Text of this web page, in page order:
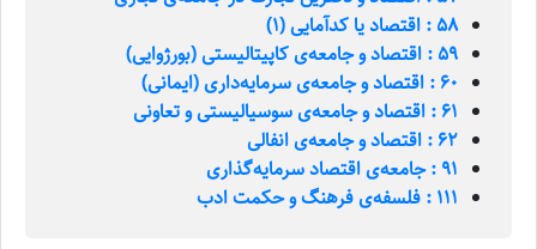
58 : اقتصاد یا کدآمایی (1)
59 : اقتصاد و جامعه‌ی کاپیتالیستی (بورژوایی)
60 : اقتصاد و جامعه‌ی سرمایه‌داری (ایمانی)
61 : اقتصاد و جامعه‌ی سوسیالیستی و تعاونی
62 : اقتصاد و جامعه‌ی انفالی
91 : جامعه‌ی اقتصاد سرمایه‌گذاری
111 : فلسفه‌ی فرهنگ و حکمت ادب